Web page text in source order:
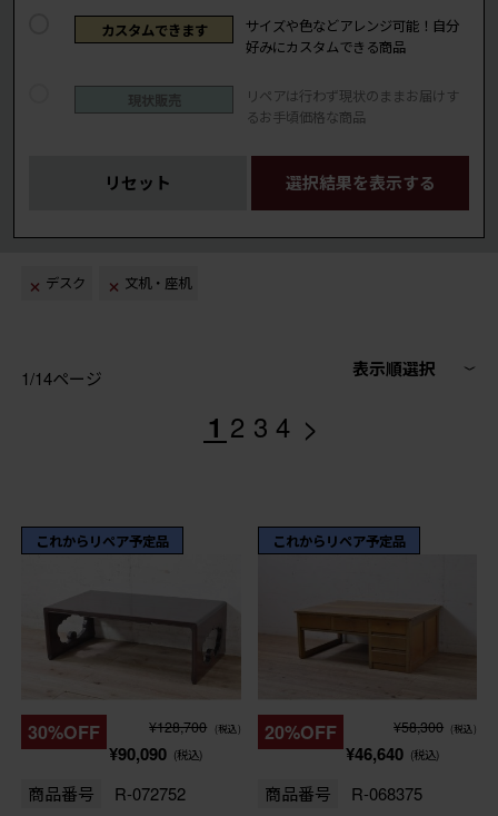
カスタムできます
サイズや色などアレンジ可能！自分
好みにカスタムできる商品
現状販売
リペアは行わず現状のままお届けす
るお手頃価格な商品
リセット 選択結果を表示する
デスク 文机・座机
1/14ページ 表示順選択
1 2 3 4 >
これからリペア予定品
30%OFF ¥128,700 (税込)
¥90,090 (税込)
商品番号 R-072752
これからリペア予定品
20%OFF ¥58,300 (税込)
¥46,640 (税込)
商品番号 R-068375